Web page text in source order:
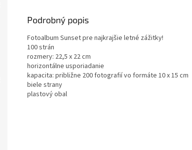
Podrobný popis
Fotoalbum Sunset pre najkrajšie letné zážitky!
100 strán
rozmery: 22,5 x 22 cm
horizontálne usporiadanie
kapacita: približne 200 fotografií vo formáte 10 x 15 cm
biele strany
plastový obal